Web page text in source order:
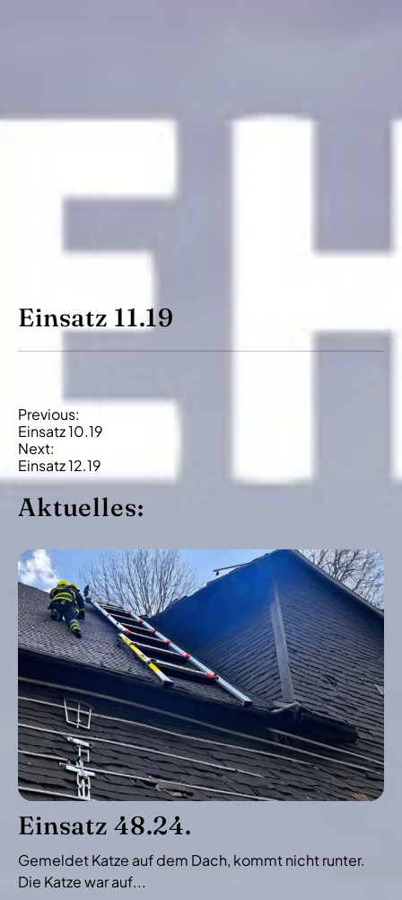
Einsatz 11.19
B
e
i
t
r
g
s
-
N
v
i
g
a
t
i
n
Previous:
Einsatz 10.19
Next:
Einsatz 12.19
Aktuelles:
Einsatz 48.24.
Gemeldet Katze auf dem Dach, kommt nicht runter.
Die Katze war auf...